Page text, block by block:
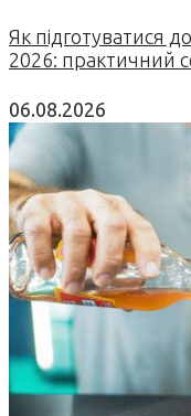
Як підготуватися
2026: практичний
06.08.2026